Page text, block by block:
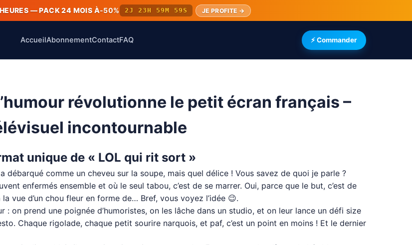
— PACK 24 MOIS À-50% 2J 23H 59M 59S JE PROFITE →
AccueilAbonnementContactFAQ ⚡ Commander
révolutionne le petit écran français –
incontournable
unique de « LOL qui rit sort »
comme un cheveu sur la soupe, mais quel délice ! Vous savez de quoi je parle ?
enfermés ensemble et où le seul tabou, c’est de se marrer. Oui, parce que le but, c’est de
vue d’un chou fleur en forme de… Bref, vous voyez l’idée 😉.
: on prend une poignée d’humoristes, on les lâche dans un studio, et on leur lance un défi size
Chaque rigolade, chaque petit sourire narquois, et paf, c’est un point en moins ! Et le dernier